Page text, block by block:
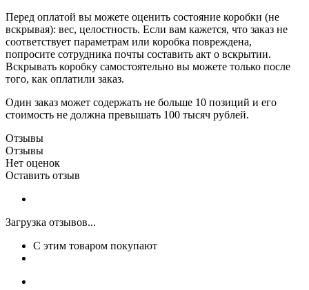
Перед оплатой вы можете оценить состояние коробки (не
вскрывая): вес, целостность. Если вам кажется, что заказ не
соответствует параметрам или коробка повреждена,
попросите сотрудника почты составить акт о вскрытии.
Вскрывать коробку самостоятельно вы можете только после
того, как оплатили заказ.
Один заказ может содержать не больше 10 позиций и его
стоимость не должна превышать 100 тысяч рублей.
Отзывы
Отзывы
Нет оценок
Оставить отзыв
Загрузка отзывов...
С этим товаром покупают